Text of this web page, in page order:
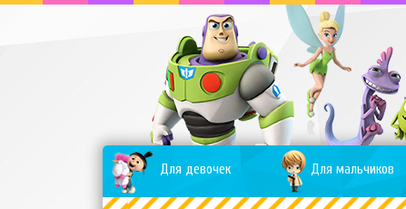
Для девочек Для мальчиков